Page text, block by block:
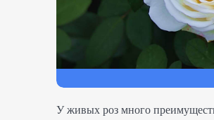
У живых роз много